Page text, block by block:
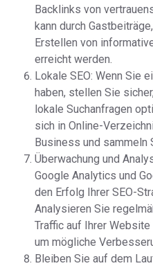
Backlinks von
kann durch
Erstellen von
erreicht werden.
Lokale SEO: Wenn Sie
haben, stellen Sie
lokale Suchanfragen
sich in Online-
Business und sammeln
Überwachung und
Google Analytics und
den Erfolg Ihrer SEO-
Analysieren Sie
Traffic auf Ihrer
um mögliche
Bleiben Sie auf dem